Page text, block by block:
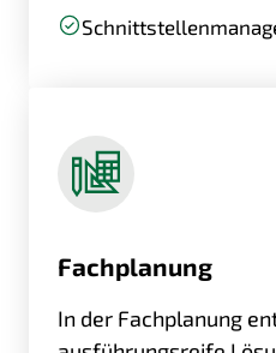
Fachplanung
In der Fachplanung